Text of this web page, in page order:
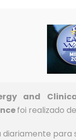
and
foi realizado